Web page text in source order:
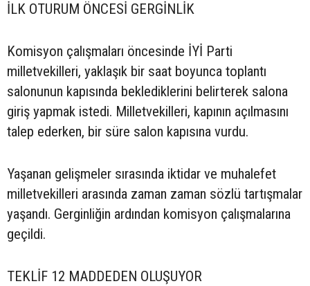
İLK OTURUM ÖNCESİ GERGİNLİK
Komisyon çalışmaları öncesinde İYİ Parti
milletvekilleri, yaklaşık bir saat boyunca toplantı
salonunun kapısında beklediklerini belirterek salona
giriş yapmak istedi. Milletvekilleri, kapının açılmasını
talep ederken, bir süre salon kapısına vurdu.
Yaşanan gelişmeler sırasında iktidar ve muhalefet
milletvekilleri arasında zaman zaman sözlü tartışmalar
yaşandı. Gerginliğin ardından komisyon çalışmalarına
geçildi.
TEKLİF 12 MADDEDEN OLUŞUYOR